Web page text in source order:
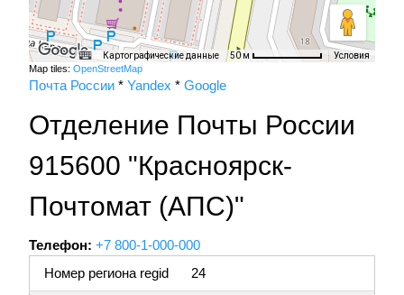
Картографические данные 50 м Условия
Map tiles: OpenStreetMap
Почта России * Yandex * Google
Отделение Почты России
915600 "Красноярск-
Почтомат (АПС)"
Телефон: +7 800-1-000-000
Номер региона regid
24